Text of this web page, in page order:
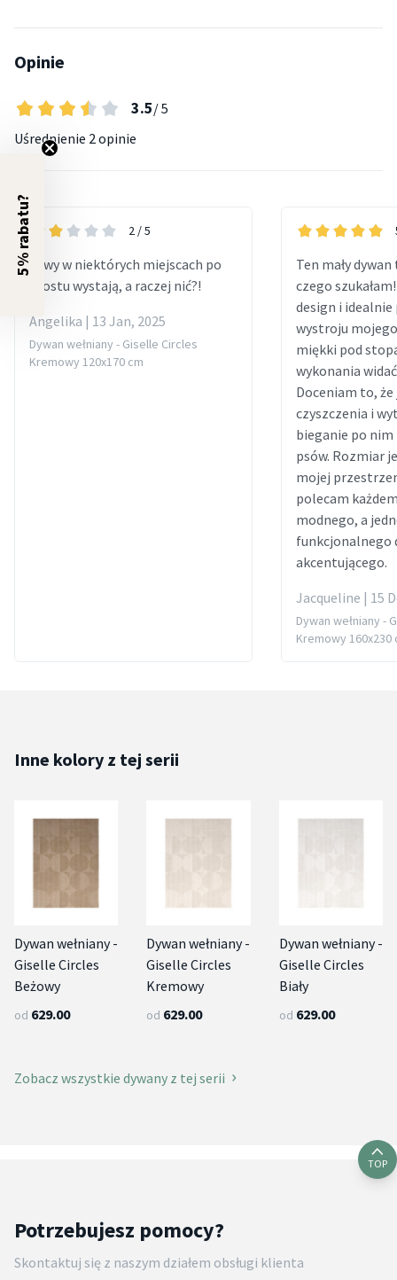
Opinie
3.5/ 5
Uśrednienie 2 opinie
2 / 5
Szwy w niektórych miejscach po
prostu wystają, a raczej nić?!
Angelika | 13 Jan, 2025
Dywan wełniany - Giselle Circles
Kremowy 120x170 cm
Ten mały
czego
design i idealnie
wystroju
miękki pod
wykonania
Doceniam to, że
czyszczenia i
bieganie po
psów. Rozmiar
mojej
polecam
modnego, a
funkcjonalnego
akcentującego.
Jacqueline | 15
Dywan wełniany -
Kremowy 160x230
Inne kolory z tej serii
Dywan wełniany -
Giselle Circles
Beżowy
od 629.00
Dywan wełniany -
Giselle Circles
Kremowy
od 629.00
Dywan wełniany -
Giselle Circles
Biały
od 629.00
Zobacz wszystkie dywany z tej serii
TOP
Potrzebujesz pomocy?
Skontaktuj się z naszym działem obsługi klienta
5% rabatu?